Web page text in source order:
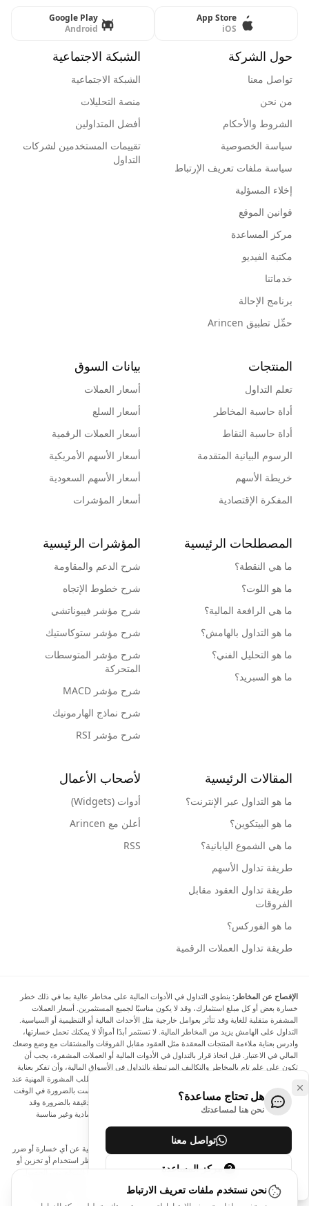
App Store
iOS
Google Play
Android
حول الشركة
تواصل معنا
من نحن
الشروط والأحكام
سياسة الخصوصية
سياسة ملفات تعريف الإرتباط
إخلاء المسؤلية
قوانين الموقع
مركز المساعدة
مكتبة الفيديو
خدماتنا
برنامج الإحالة
حمِّل تطبيق Arincen
الشبكة الاجتماعية
الشبكة الاجتماعية
منصة التحليلات
أفضل المتداولين
تقييمات المستخدمين لشركات
التداول
المنتجات
تعلم التداول
أداة حاسبة المخاطر
أداة حاسبة النقاط
الرسوم البيانية المتقدمة
خريطة الأسهم
المفكرة الإقتصادية
بيانات السوق
أسعار العملات
أسعار السلع
أسعار العملات الرقمية
أسعار الأسهم الأمريكية
أسعار الأسهم السعودية
أسعار المؤشرات
المصطلحات الرئيسية
ما هي النقطة؟
ما هو اللوت؟
ما هي الرافعة المالية؟
ما هو التداول بالهامش؟
ما هو التحليل الفني؟
ما هو السبريد؟
المؤشرات الرئيسية
شرح الدعم والمقاومة
شرح خطوط الإتجاه
شرح مؤشر فيبوناتشي
شرح مؤشر ستوكاستيك
شرح مؤشر المتوسطات
المتحركة
شرح مؤشر MACD
شرح نماذج الهارمونيك
شرح مؤشر RSI
المقالات الرئيسية
ما هو التداول عبر الإنترنت؟
ما هو البيتكوين؟
ما هي الشموع اليابانية؟
طريقة تداول الأسهم
طريقة تداول العقود مقابل
الفروقات
ما هو الفوركس؟
طريقة تداول العملات الرقمية
لأصحاب الأعمال
أدوات (Widgets)
أعلن مع Arincen
RSS
الإفصاح عن المخاطر: ينطوي التداول في الأدوات المالية على مخاطر عالية بما في ذلك خطر
خسارة بعض أو كل مبلغ استثمارك، وقد لا يكون مناسبًا لجميع المستثمرين. أسعار العملات
المشفرة متقلبة للغاية وقد تتأثر بعوامل خارجية مثل الأحداث المالية أو التنظيمية أو السياسية.
التداول على الهامش يزيد من المخاطر المالية. لا تستثمر أبدًا أموالًا لا يمكنك تحمل خسارتها،
وادرس بعناية ملاءمة المنتجات المعقدة مثل العقود مقابل الفروقات والمشتقات مع وضع وضعك
المالي في الاعتبار. قبل اتخاذ قرار بالتداول في الأدوات المالية أو العملات المشفرة، يجب أن
تكون على علم تام بالمخاطر والتكاليف المرتبطة بالتداول في الأسواق المالية، وأن تفكر بعناية
في أهدافك الاستثمارية ومستوى خبرتك ورغبتك في المخاطرة، وأن تطلب المشورة المهنية عند
الحاجة. تود Arincen أن تذكرك بأن البيانات الواردة في هذا الموقع ليست بالضرورة في الوقت
الفعلي وليست دقيقة. البيانات والأسعار الموجودة على الموقع ليست دقيقة بالضرورة وقد
تختلف عن السعر الفعلي في أي سوق معينة، مما يعني أن الأسعار إرشادية وغير مناسبة
لأغراض التداول.
لن يتحمل Arincen وأي مزود للبيانات الواردة في هذا الموقع المسؤولية عن أي خسارة أو ضرر
نتيجة لتداولك، أو اعتمادك على المعلومات الواردة في هذا الموقع. يحظر استخدام أو تخزين أو
إعادة إنتاج أو عرض أو تعديل أو نقل أو توزيع البيانات الموجودة في هذا الموقع دون الحصول
على إذن كتابي صريح مسبق من Arincen و/أو مزود البيانات. جميع حقوق الملكية الفكرية
محفوظة من قبل مقدمي الخدمة و/أو البورصة التي تقدم البيانات الواردة في هذا الموقع. قد
هل تحتاج مساعدة؟
نحن هنا لمساعدتك
تواصل معنا
مركز المساعدة
نحن نستخدم ملفات تعريف الارتباط